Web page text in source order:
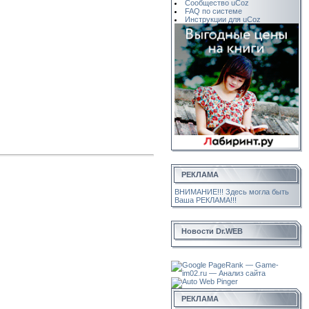
Сообщество uCoz
FAQ по системе
Инструкции для uCoz
РЕКЛАМА
ВНИМАНИЕ!!! Здесь могла быть
Ваша РЕКЛАМА!!!
Новости Dr.WEB
РЕКЛАМА